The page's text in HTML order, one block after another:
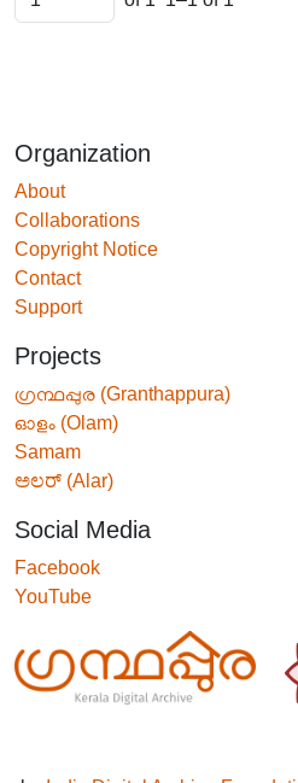
Organization
About
Collaborations
Copyright Notice
Contact
Support
Projects
ഗ്രന്ഥപ്പുര (Granthappura)
ഓളം (Olam)
Samam
ಅಲರ್ (Alar)
Social Media
Facebook
YouTube